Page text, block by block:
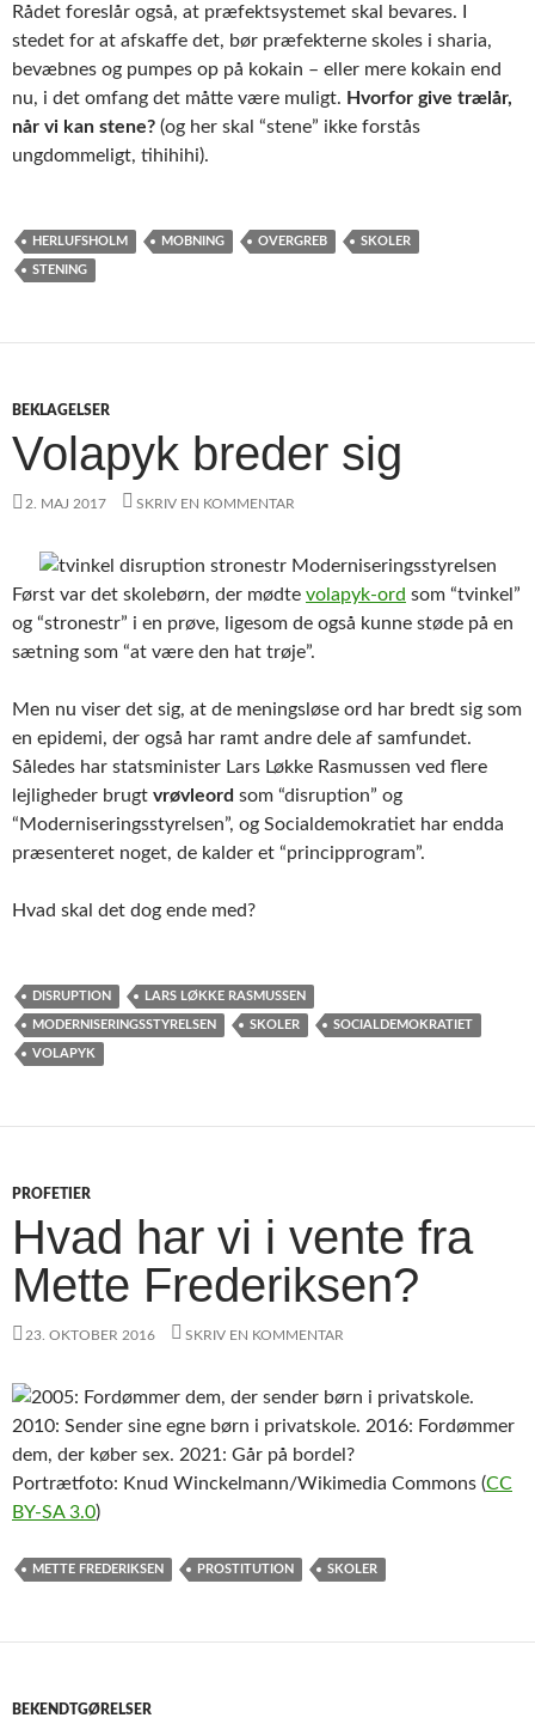
Rådet foreslår også, at præfektsystemet skal bevares. I
stedet for at afskaffe det, bør præfekterne skoles i sharia,
bevæbnes og pumpes op på kokain – eller mere kokain end
nu, i det omfang det måtte være muligt. Hvorfor give trælår,
når vi kan stene? (og her skal “stene” ikke forstås
ungdommeligt, tihihihi).
HERLUFSHOLM MOBNING OVERGREB SKOLER
STENING
BEKLAGELSER
Volapyk breder sig
2. MAJ 2017 SKRIV EN KOMMENTAR
Først var det skolebørn, der mødte volapyk-ord som “tvinkel”
og “stronestr” i en prøve, ligesom de også kunne støde på en
sætning som “at være den hat trøje”.
Men nu viser det sig, at de meningsløse ord har bredt sig som
en epidemi, der også har ramt andre dele af samfundet.
Således har statsminister Lars Løkke Rasmussen ved flere
lejligheder brugt vrøvleord som “disruption” og
“Moderniseringsstyrelsen”, og Socialdemokratiet har endda
præsenteret noget, de kalder et “principprogram”.
Hvad skal det dog ende med?
DISRUPTION LARS LØKKE RASMUSSEN
MODERNISERINGSSTYRELSEN SKOLER SOCIALDEMOKRATIET
VOLAPYK
PROFETIER
Hvad har vi i vente fra
Mette Frederiksen?
23. OKTOBER 2016 SKRIV EN KOMMENTAR
Portrætfoto: Knud Winckelmann/Wikimedia Commons (CC
BY-SA 3.0)
METTE FREDERIKSEN PROSTITUTION SKOLER
BEKENDTGØRELSER